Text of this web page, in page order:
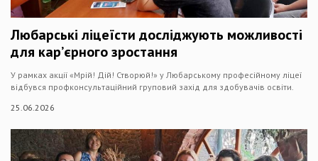
Любарські ліцеїсти досліджують можливості
для кар’єрного зростання
У рамках акції «Мрій! Дій! Створюй!» у Любарському професійному ліцеї
відбувся профконсультаційний груповий захід для здобувачів освіти.
25.06.2026